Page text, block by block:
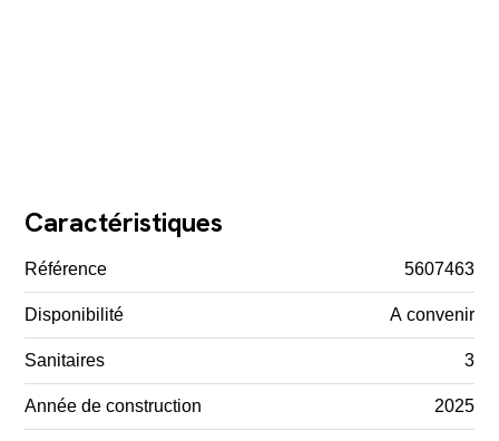
Caractéristiques
Référence 5607463
Disponibilité A convenir
Sanitaires 3
Année de construction 2025